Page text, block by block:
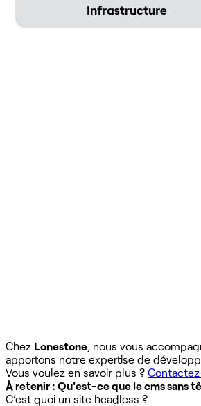
Chez Lonestone, nous vous
apportons notre expertise de
Vous voulez en savoir plus ?
À retenir : Qu'est-ce que le cms sans
C’est quoi un site headless ?